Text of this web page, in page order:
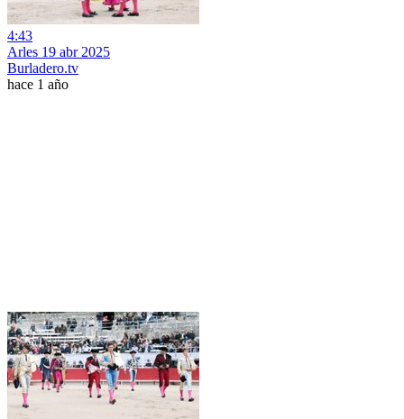
4:43
Arles 19 abr 2025
Burladero.tv
hace 1 año